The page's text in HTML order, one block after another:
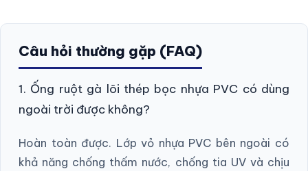
Câu hỏi thường gặp (FAQ)
1. Ống ruột gà lõi thép bọc nhựa PVC có dùng
ngoài trời được không?
Hoàn toàn được. Lớp vỏ nhựa PVC bên ngoài có
khả năng chống thấm nước, chống tia UV và chịu